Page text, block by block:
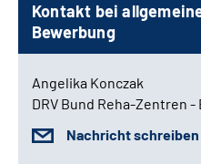
Kontakt bei
Bewerbung
Angelika Konczak
DRV Bund Reha-Zentren
Nachricht schreiben